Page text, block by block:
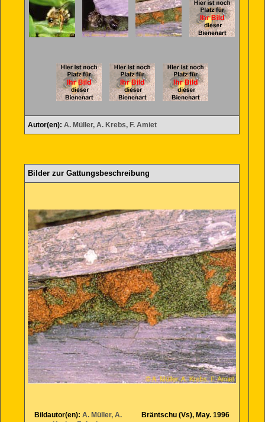
Autor(en): A. Müller, A. Krebs, F. Amiet
Bilder zur Gattungsbeschreibung
Bildautor(en):A. Müller, A.
Bräntschu (Vs), May. 1996